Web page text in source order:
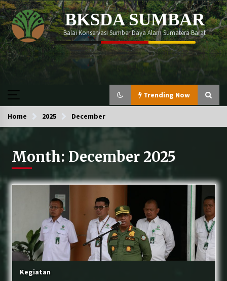
Skip
to
content
BKSDA SUMBAR
Balai Konservasi Sumber Daya Alam Sumatera Barat
Trending Now
Trending Now
Momen memperingati Global Tiger Day 2026
berlangsung begitu meriah!
Perdagangkan Ratusan Ekor Burung Antar
Provinsi, Pelaku ditangkap Di Agam
Perkuat Sinergi, Balai KSDA Sumatera Barat dan
Dinas PUPR Kepulauan Mentawai Sepakati RKT
Tahun Ke-5 Peningkatan Jalan Strategis
Home 2025 December
Month: December 2025
Kegiatan